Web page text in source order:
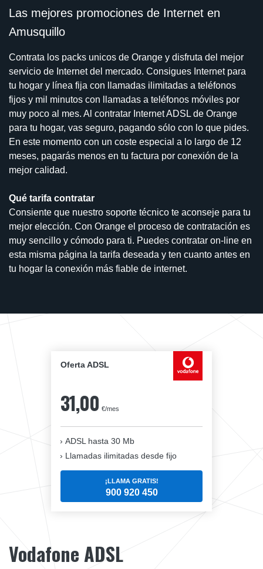
Las mejores promociones de Internet en
Amusquillo
Contrata los packs unicos de Orange y disfruta del mejor
servicio de Internet del mercado. Consigues Internet para
tu hogar y línea fija con llamadas ilimitadas a teléfonos
fijos y mil minutos con llamadas a teléfonos móviles por
muy poco al mes. Al contratar Internet ADSL de Orange
para tu hogar, vas seguro, pagando sólo con lo que pides.
En este momento con un coste especial a lo largo de 12
meses, pagarás menos en tu factura por conexión de la
mejor calidad.
Qué tarifa contratar
Consiente que nuestro soporte técnico te aconseje para tu
mejor elección. Con Orange el proceso de contratación es
muy sencillo y cómodo para ti. Puedes contratar on-line en
esta misma página la tarifa deseada y ten cuanto antes en
tu hogar la conexión más fiable de internet.
Oferta ADSL
31,00 €/mes
ADSL hasta 30 Mb
Llamadas ilimitadas desde fijo
¡LLAMA GRATIS!
900 920 450
Vodafone ADSL